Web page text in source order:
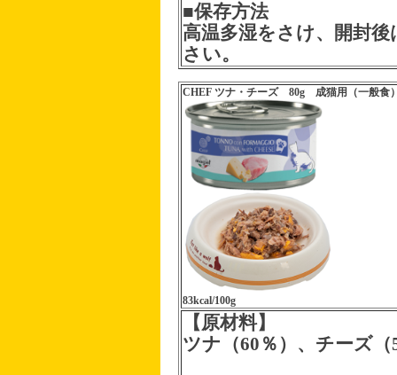
■保存方法
高温多湿をさけ、開封
さい。
CHEF ツナ・チーズ 80g 成猫用（一般食
83kcal/100g
【原材料】
ツナ（60％）、チーズ